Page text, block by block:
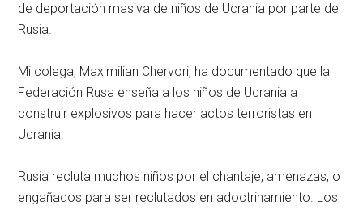
de deportación masiva de niños de Ucrania por parte de
Rusia.
Mi colega, Maximilian Chervori, ha documentado que la
Federación Rusa enseña a los niños de Ucrania a
construir explosivos para hacer actos terroristas en
Ucrania.
Rusia recluta muchos niños por el chantaje, amenazas, o
engañados para ser reclutados en adoctrinamiento. Los